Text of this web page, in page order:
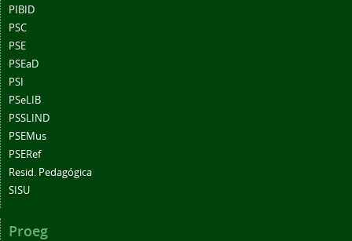
PIBID
PSC
PSE
PSEaD
PSI
PSeLIB
PSSLIND
PSEMus
PSERef
Resid. Pedagógica
SISU
Proeg